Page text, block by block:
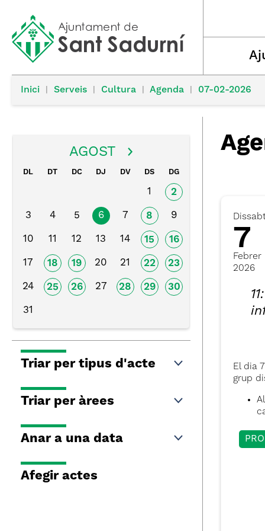
Inici Serveis Cultura Agenda 07-02-2026
AGOST
DL DT DC DJ DV DS DG
1 2
3 4 5 6 7 8 9
10 11 12 13 14 15 16
17 18 19 20 21 22 23
24 25 26 27 28 29 30
31
Triar per tipus d'acte
Triar per àrees
Anar a una data
Afegir actes
7
Febrer
2026
El dia
grup